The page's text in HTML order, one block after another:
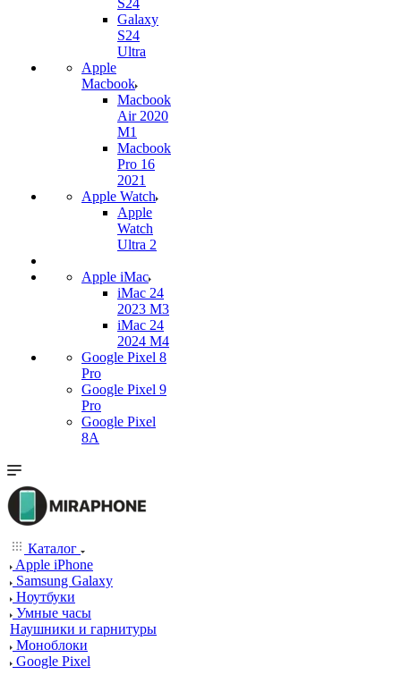
S24
Galaxy
S24
Ultra
Apple
Macbook
Macbook
Air 2020
M1
Macbook
Pro 16
2021
Apple Watch
Apple
Watch
Ultra 2
Apple iMac
iMac 24
2023 M3
iMac 24
2024 M4
Google Pixel 8
Pro
Google Pixel 9
Pro
Google Pixel
8A
Каталог
Apple iPhone
Samsung Galaxy
Ноутбуки
Умные часы
Наушники и гарнитуры
Моноблоки
Google Pixel